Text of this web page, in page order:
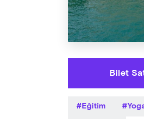
Bilet
Eğitim